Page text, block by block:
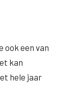
ook een van
kan
hele jaar